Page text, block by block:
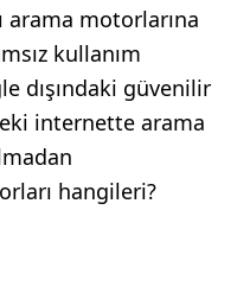
arama motorlarına
kullanım
dışındaki güvenilir
internette arama
hangileri?